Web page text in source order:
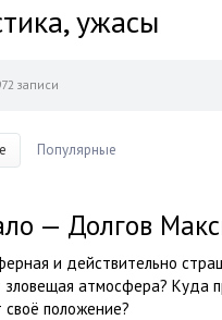
ужасы
записи
Популярные
— Долгов
и действительно
зловещая атмосфера? Куда
своё положение?